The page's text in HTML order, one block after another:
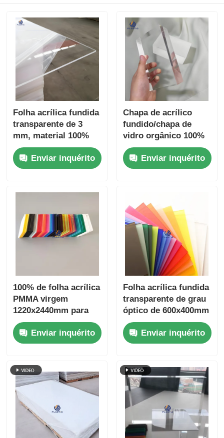
Folha acrílica fundida
transparente de 3
mm, material 100%
virgem, material
publicitário
Enviar inquérito
Chapa de acrílico
fundido/chapa de
vidro orgânico 100%
matéria-prima
1280*1850mm
1250*2450mm
Enviar inquérito
100% de folha acrílica
PMMA virgem
1220x2440mm para
um desempenho
superior de corte a
laser
Enviar inquérito
Folha acrílica fundida
transparente de grau
óptico de 600x400mm
com fabricação de
células fundidas para
displays de varejo
Enviar inquérito